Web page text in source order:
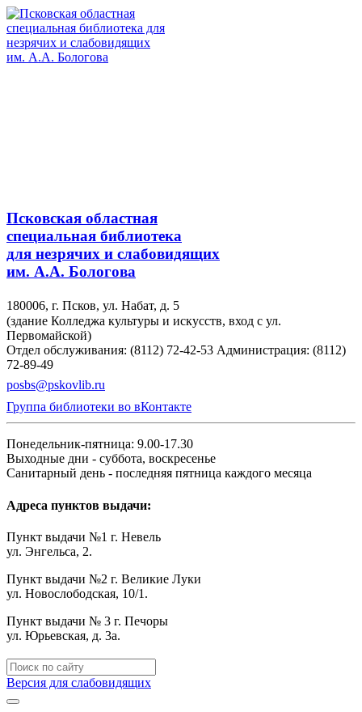
Псковская областная
специальная библиотека
для незрячих и слабовидящих
им. А.А. Бологова
180006, г. Псков, ул. Набат, д. 5
(здание Колледжа культуры и искусств, вход с ул.
Первомайской)
Отдел обслуживания: (8112) 72-42-53 Администрация: (8112)
72-89-49
posbs@pskovlib.ru
Группа библиотеки во вКонтакте
Понедельник-пятница: 9.00-17.30
Выходные дни - суббота, воскресенье
Санитарный день - последняя пятница каждого месяца
Адреса пунктов выдачи:
Пункт выдачи №1 г. Невель
ул. Энгельса, 2.
Пункт выдачи №2 г. Великие Луки
ул. Новослободская, 10/1.
Пункт выдачи № 3 г. Печоры
ул. Юрьевская, д. 3а.
Версия для слабовидящих